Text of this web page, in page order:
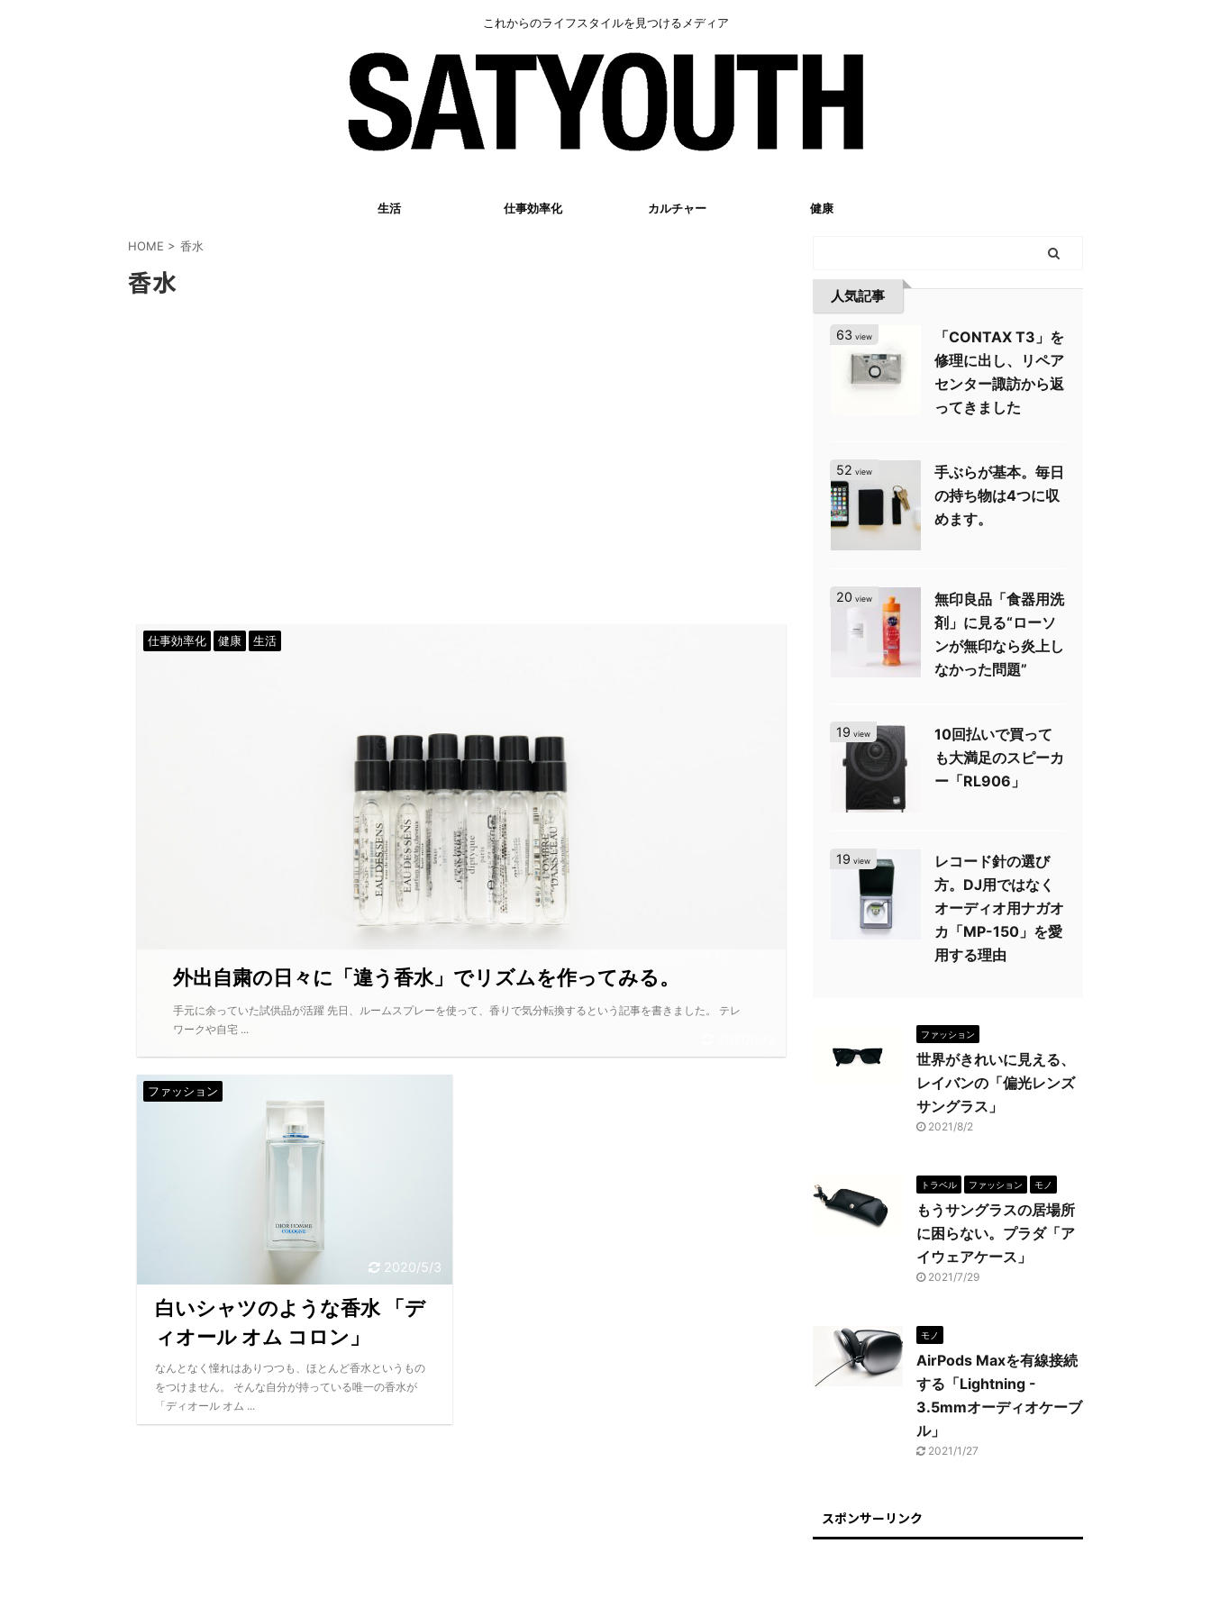
これからのライフスタイルを見つけるメディア
生活 仕事効率化 カルチャー 健康
HOME > 香水
香水
仕事効率化 健康 生活
外出自粛の日々に「違う香水」でリズムを作ってみる。
手元に余っていた試供品が活躍 先日、ルームスプレーを使って、香りで気分転換するという記事を書きました。 テレ
ワークや自宅 ...
2020/5/3
ファッション
白いシャツのような香水 「デ
ィオール オム コロン」
なんとなく憧れはありつつも、ほとんど香水というもの
をつけません。 そんな自分が持っている唯一の香水が
「ディオール オム ...
人気記事
63 view
「CONTAX T3」を
修理に出し、リペア
センター諏訪から返
ってきました
52 view
手ぶらが基本。毎日
の持ち物は4つに収
めます。
20 view
無印良品「食器用洗
剤」に見る“ローソ
ンが無印なら炎上し
なかった問題”
19 view
10回払いで買って
も大満足のスピーカ
ー「RL906」
19 view
レコード針の選び
方。DJ用ではなく
オーディオ用ナガオ
カ「MP-150」を愛
用する理由
ファッション
世界がきれいに見える、
レイバンの「偏光レンズ
サングラス」
2021/8/2
トラベル ファッション モノ
もうサングラスの居場所
に困らない。プラダ「ア
イウェアケース」
2021/7/29
モノ
AirPods Maxを有線接続
する「Lightning -
3.5mmオーディオケーブ
ル」
2021/1/27
スポンサーリンク